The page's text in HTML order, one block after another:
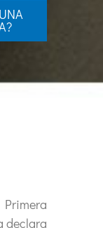
declara